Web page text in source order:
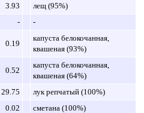
3.93
лещ (95%)
- -
0.19
капуста белокочанная,
квашеная (93%)
0.52
капуста белокочанная,
квашеная (64%)
29.75
лук репчатый (100%)
0.02
сметана (100%)